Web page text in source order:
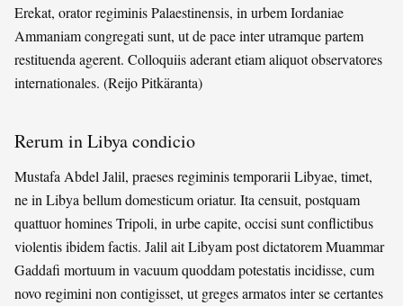
Erekat, orator regiminis Palaestinensis, in urbem Iordaniae
Ammaniam congregati sunt, ut de pace inter utramque partem
restituenda agerent. Colloquiis aderant etiam aliquot observatores
internationales. (Reijo Pitkäranta)
Rerum in Libya condicio
Mustafa Abdel Jalil, praeses regiminis temporarii Libyae, timet,
ne in Libya bellum domesticum oriatur. Ita censuit, postquam
quattuor homines Tripoli, in urbe capite, occisi sunt conflictibus
violentis ibidem factis. Jalil ait Libyam post dictatorem Muammar
Gaddafi mortuum in vacuum quoddam potestatis incidisse, cum
novo regimini non contigisset, ut greges armatos inter se certantes